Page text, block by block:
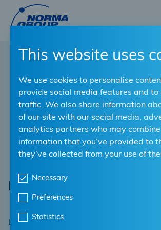
This website uses
We use cookies to personalise
provide social media features and to
traffic. We also share information
of our site with our social media,
analytics partners who may
information that you’ve provided to
they’ve collected from your use of
Necessary
Preferences
Statistics
Fascette per cablaggi
Le nostre fascette per cavi sono